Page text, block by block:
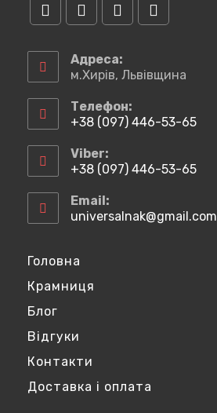
новій
новій
вкладці
новій
вкладцівкладці
Адреса:
м.Хирів, Львівщина
Телефон:
+38 (097) 446-53-65
у
вашому
Viber:
+38 (097) 446-53-65
у
вашому
Email:
universalnak@gmail.com
Головна
Крамниця
Блог
Відгуки
Контакти
Доставка і оплата